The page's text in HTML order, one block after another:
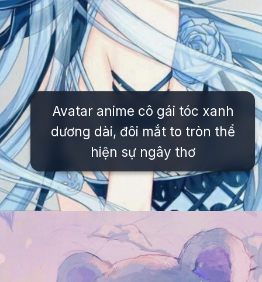
Avatar anime cô gái tóc xanh
dương dài, đôi mắt to tròn thể
hiện sự ngây thơ